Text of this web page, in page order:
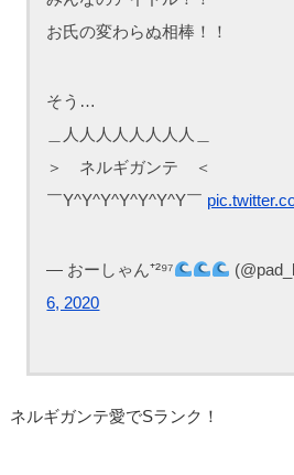
お氏の変わらぬ相棒！！
そう…
＿人人人人人人人人＿
＞ ネルギガンテ ＜
￣Y^Y^Y^Y^Y^Y^Y￣
— おーしゃん⁺²⁹⁷
6, 2020
ネルギガンテ愛でSランク！